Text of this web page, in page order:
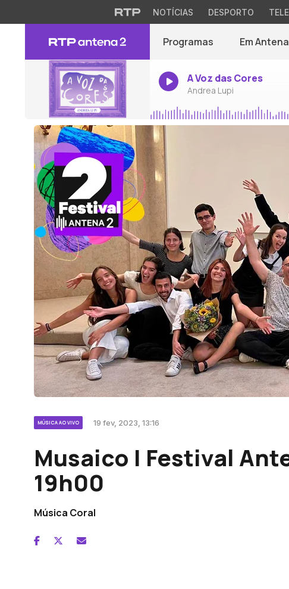
NOTÍCIAS DESPORTO
Programas Em Antena
A Voz das Cores
Andrea Lupi
MÚSICA AO VIVO 19 fev, 2023, 13:16
Musaico | Festival
19h00
Música Coral